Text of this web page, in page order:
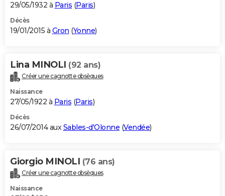
29/05/1932 à Paris (Paris)
Décès
19/01/2015 à Gron (Yonne)
Lina MINOLI (92 ans)
Créer une cagnotte obsèques
Naissance
27/05/1922 à Paris (Paris)
Décès
26/07/2014 auxSables-d'Olonne (Vendée)
Giorgio MINOLI (76 ans)
Créer une cagnotte obsèques
Naissance